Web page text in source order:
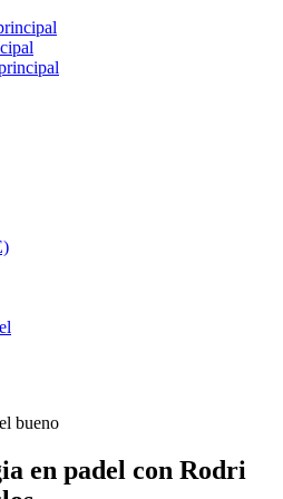
bueno
en padel con Rodri